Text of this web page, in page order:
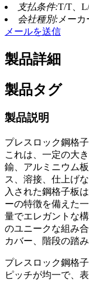
支払条件:T/T、
会社種別: メーカ
メールを送信
製品詳細
製品タグ
製品説明
プレスロック鋼格
これは、一定の大
鍮、アルミニウム
ス、溶接、仕上げ
入された鋼格子板
ーの特徴を備えた
量でエレガントな
のユニークな組み
カバー、階段の踏
プレスロック鋼格
ピッチが均一で、